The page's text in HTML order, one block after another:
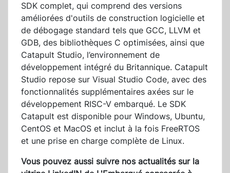
SDK complet, qui comprend des versions
améliorées d'outils de construction logicielle et
de débogage standard tels que GCC, LLVM et
GDB, des bibliothèques C optimisées, ainsi que
Catapult Studio, l’environnement de
développement intégré du Britannique. Catapult
Studio repose sur Visual Studio Code, avec des
fonctionnalités supplémentaires axées sur le
développement RISC-V embarqué. Le SDK
Catapult est disponible pour Windows, Ubuntu,
CentOS et MacOS et inclut à la fois FreeRTOS
et une prise en charge complète de Linux.
Vous pouvez aussi suivre nos actualités sur la